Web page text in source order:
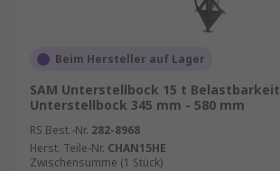
Beim Hersteller auf Lager
SAM Unterstellbock 15 t Belastbarkeit
Unterstellbock 345 mm - 580 mm
RS Best.-Nr. 282-8968
Herst. Teile-Nr. CHAN15HE
Zwischensumme (1 Stück)